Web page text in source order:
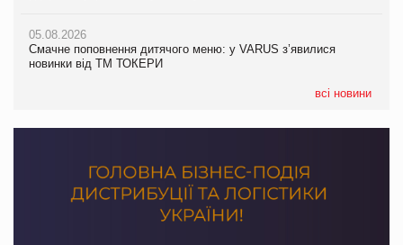
05.08.2026
Смачне поповнення дитячого меню: у VARUS з’явилися
новинки від ТМ ТОКЕРИ
всі новини
04.08.2026
Через атаку РФ у Дніпрі пошкоджено склад шоколаду
Millennium